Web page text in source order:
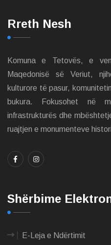
Rreth Nesh
Komuna e Tetovës, e
Maqedonisë së Veriut,
kulturore të pasur,
bukura. Fokusohet në
infrastrukturës dhe
ruajtjen e monumenteve
Shërbime
E-Leja e Ndërtimit